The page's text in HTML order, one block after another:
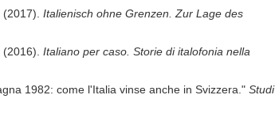
Italienisch ohne Grenzen. Zur Lage des
Italiano per caso. Storie di italofonia nella
1982: come l'Italia vinse anche in Svizzera." Studi